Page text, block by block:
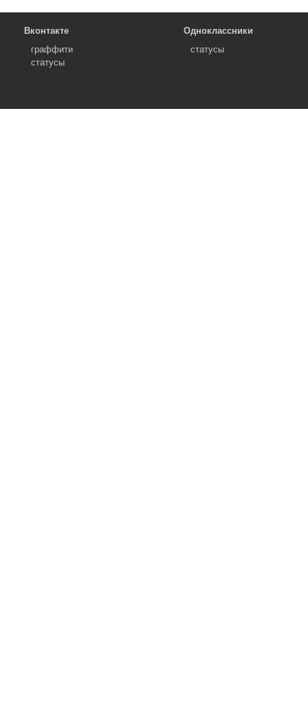
Вконтакте
граффити
статусы
Одноклассники
статусы